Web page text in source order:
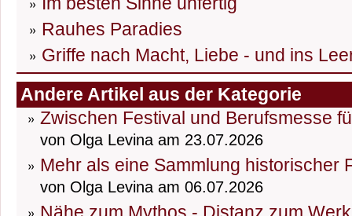
Rauhes Paradies
Griffe nach Macht, Liebe - und ins
Andere Artikel aus der Kategorie
Zwischen Festival und Berufsmesse
von Olga Levina am 23.07.2026
Mehr als eine Sammlung historischer
von Olga Levina am 06.07.2026